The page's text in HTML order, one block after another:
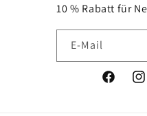
10 % Rabatt für
E-Mail
Facebook